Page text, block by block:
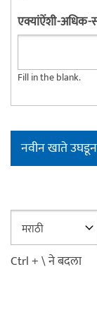
एक्यांऐंशी-अधिक-
Fill in the blank.
Ctrl + \ ने बदला